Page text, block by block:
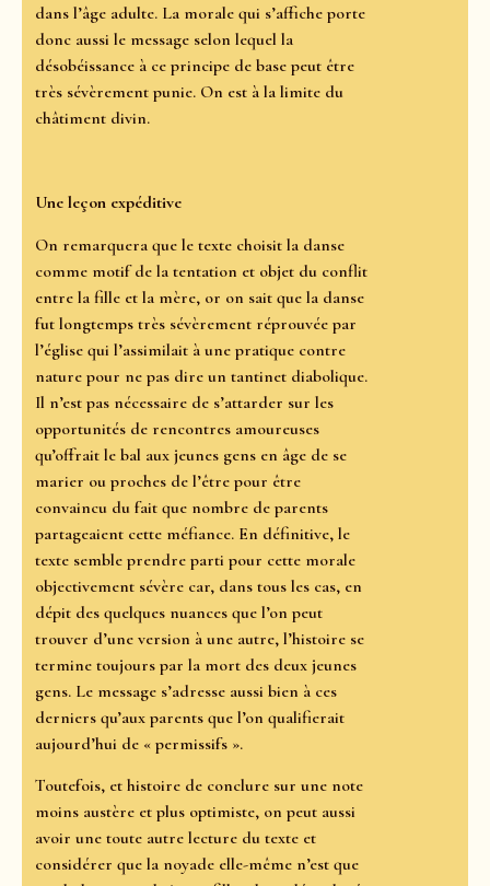
dans l’âge adulte. La morale qui s’affiche porte
donc aussi le message selon lequel la
désobéissance à ce principe de base peut être
très sévèrement punie. On est à la limite du
châtiment divin.
Une leçon expéditive
On remarquera que le texte choisit la danse
comme motif de la tentation et objet du conflit
entre la fille et la mère, or on sait que la danse
fut longtemps très sévèrement réprouvée par
l’église qui l’assimilait à une pratique contre
nature pour ne pas dire un tantinet diabolique.
Il n’est pas nécessaire de s’attarder sur les
opportunités de rencontres amoureuses
qu’offrait le bal aux jeunes gens en âge de se
marier ou proches de l’être pour être
convaincu du fait que nombre de parents
partageaient cette méfiance. En définitive, le
texte semble prendre parti pour cette morale
objectivement sévère car, dans tous les cas, en
dépit des quelques nuances que l’on peut
trouver d’une version à une autre, l’histoire se
termine toujours par la mort des deux jeunes
gens. Le message s’adresse aussi bien à ces
derniers qu’aux parents que l’on qualifierait
aujourd’hui de « permissifs ».
Toutefois, et histoire de conclure sur une note
moins austère et plus optimiste, on peut aussi
avoir une toute autre lecture du texte et
considérer que la noyade elle-même n’est que